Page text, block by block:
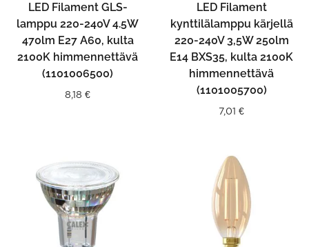
LED Filament GLS-
lamppu 220-240V 4.5W
470lm E27 A60, kulta
2100K himmennettävä
(1101006500)
8,18 €
LED Filament
kynttilälamppu kärjellä
220-240V 3,5W 250lm
E14 BXS35, kulta 2100K
himmennettävä
(1101005700)
7,01 €